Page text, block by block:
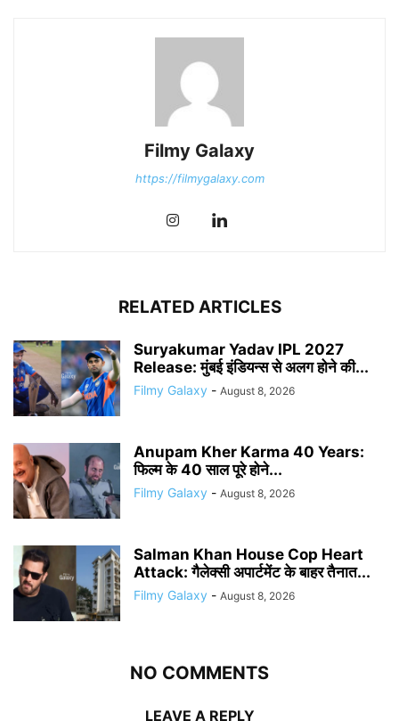
Filmy Galaxy
https://filmygalaxy.com
RELATED ARTICLES
Suryakumar Yadav IPL 2027
Release: मुंबई इंडियन्स से अलग होने की...
Filmy Galaxy - August 8, 2026
Anupam Kher Karma 40 Years:
फिल्म के 40 साल पूरे होने...
Filmy Galaxy - August 8, 2026
Salman Khan House Cop Heart
Attack: गैलेक्सी अपार्टमेंट के बाहर तैनात...
Filmy Galaxy - August 8, 2026
NO COMMENTS
LEAVE A REPLY